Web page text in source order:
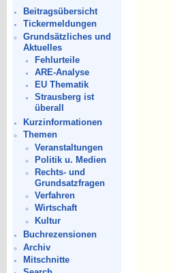
Beitragsübersicht
Tickermeldungen
Grundsätzliches und
Aktuelles
Fehlurteile
ARE-Analyse
EU Thematik
Strausberg ist
überall
Kurzinformationen
Themen
Veranstaltungen
Politik u. Medien
Rechts- und
Grundsatzfragen
Verfahren
Wirtschaft
Kultur
Buchrezensionen
Archiv
Mitschnitte